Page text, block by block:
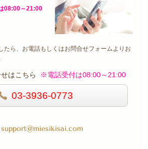
～21:00
たら、お電話もしくはお問合せフォームよりお
はこちら ※電話受付は08:00～21:00
03-3936-0773
support@miesikisai.com